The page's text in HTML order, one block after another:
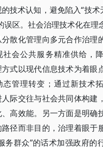
技术认知，避免陷入“技术
误区。社会治理技术化在理
散化管理向多元合作治理
社会公共服务精准供给，
式以现代信息技术为着眼
态管理转变；通过新技术
际交往与社会共同体构建
高效能。另一方面是明确
径而非目的，治理着眼于
务群众”的话术加强政府的